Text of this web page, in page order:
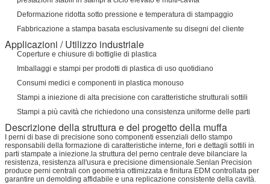
Deformazione ridotta sotto pressione e temperatura di stampaggio
Fabbricazione a stampa basata esclusivamente su disegni del cliente
Applicazioni / Utilizzo industriale
Coperture e chiusure di bottiglie di plastica
Imballaggi e stampi per prodotti di plastica di uso quotidiano
Consumi medici e componenti in plastica monouso
Stampi a iniezione di alta precisione con caratteristiche strutturali sottili
Stampi a più cavità che richiedono una consistenza uniforme delle parti
Descrizione della struttura e del progetto della muffa
I perni di base di precisione sono componenti essenziali dello stampo
responsabili della formazione di caratteristiche interne, fori e dettagli sottili in
parti stampate a iniezione.la struttura del perno centrale deve bilanciare la
resistenza, resistenza all'usura e precisione dimensionale.Senlan Precision
produce perni centrali con geometria ottimizzata e finitura EDM controllata per
garantire un demolding affidabile e una replicazione consistente della cavità.